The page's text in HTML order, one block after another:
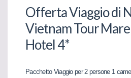
Offerta Viaggio di
Vietnam Tour
Hotel 4*
Pacchetto Viaggio per 2 persone 1